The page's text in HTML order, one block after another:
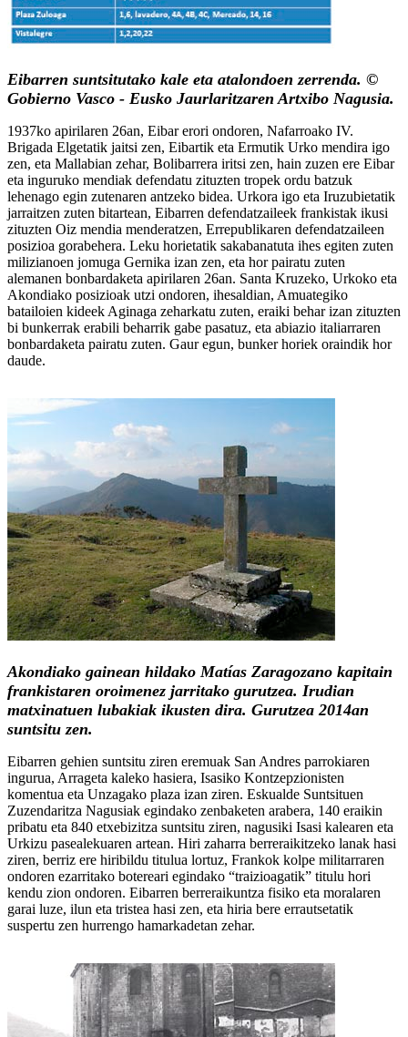
Eibarren suntsitutako kale eta atalondoen zerrenda. ©
Gobierno Vasco - Eusko Jaurlaritzaren Artxibo Nagusia.
1937ko apirilaren 26an, Eibar erori ondoren, Nafarroako IV.
Brigada Elgetatik jaitsi zen, Eibartik eta Ermutik Urko mendira igo
zen, eta Mallabian zehar, Bolibarrera iritsi zen, hain zuzen ere Eibar
eta inguruko mendiak defendatu zituzten tropek ordu batzuk
lehenago egin zutenaren antzeko bidea. Urkora igo eta Iruzubietatik
jarraitzen zuten bitartean, Eibarren defendatzaileek frankistak ikusi
zituzten Oiz mendia menderatzen, Errepublikaren defendatzaileen
posizioa gorabehera. Leku horietatik sakabanatuta ihes egiten zuten
milizianoen jomuga Gernika izan zen, eta hor pairatu zuten
alemanen bonbardaketa apirilaren 26an. Santa Kruzeko, Urkoko eta
Akondiako posizioak utzi ondoren, ihesaldian, Amuategiko
batailoien kideek Aginaga zeharkatu zuten, eraiki behar izan zituzten
bi bunkerrak erabili beharrik gabe pasatuz, eta abiazio italiarraren
bonbardaketa pairatu zuten. Gaur egun, bunker horiek oraindik hor
daude.
Akondiako gainean hildako Matías Zaragozano kapitain
frankistaren oroimenez jarritako gurutzea. Irudian
matxinatuen lubakiak ikusten dira. Gurutzea 2014an
suntsitu zen.
Eibarren gehien suntsitu ziren eremuak San Andres parrokiaren
ingurua, Arrageta kaleko hasiera, Isasiko Kontzepzionisten
komentua eta Unzagako plaza izan ziren. Eskualde Suntsituen
Zuzendaritza Nagusiak egindako zenbaketen arabera, 140 eraikin
pribatu eta 840 etxebizitza suntsitu ziren, nagusiki Isasi kalearen eta
Urkizu pasealekuaren artean. Hiri zaharra berreraikitzeko lanak hasi
ziren, berriz ere hiribildu titulua lortuz, Frankok kolpe militarraren
ondoren ezarritako botereari egindako “traizioagatik” titulu hori
kendu zion ondoren. Eibarren berreraikuntza fisiko eta moralaren
garai luze, ilun eta tristea hasi zen, eta hiria bere errautsetatik
suspertu zen hurrengo hamarkadetan zehar.